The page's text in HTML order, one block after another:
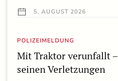
5. AUGUST 2026
POLIZEIMELDUNG
Mit Traktor verunfallt
seinen Verletzungen